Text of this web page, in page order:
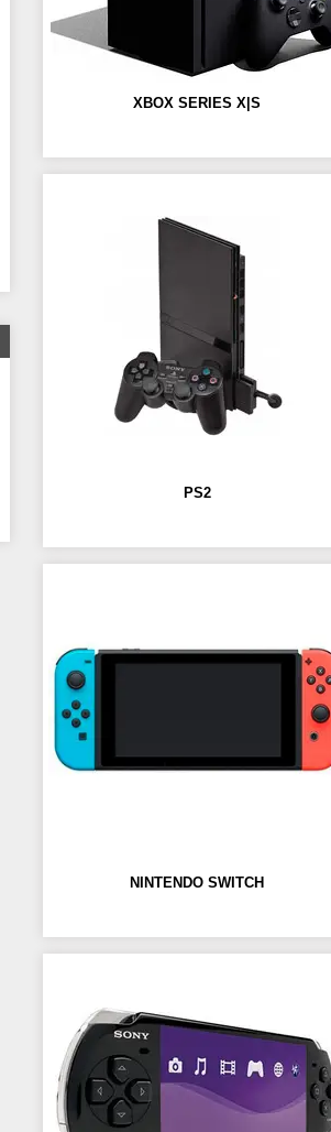
XBOX SERIES X|S
PS2
NINTENDO SWITCH